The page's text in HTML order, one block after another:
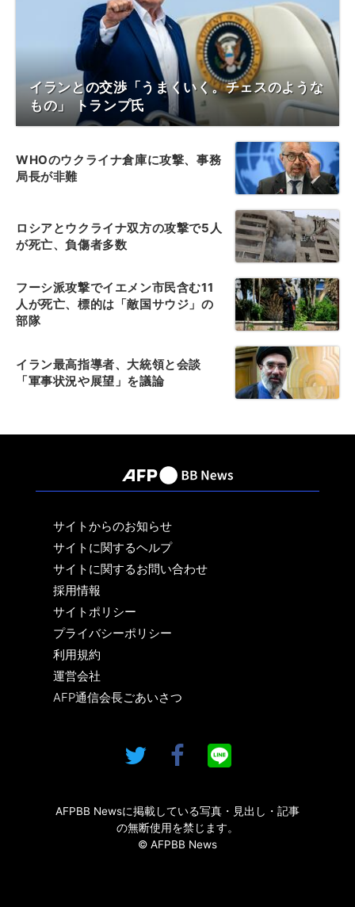
イランとの交渉「うまくいく。チェスのような
もの」 トランプ氏
WHOのウクライナ倉庫に攻撃、事務
局長が非難
ロシアとウクライナ双方の攻撃で5人
が死亡、負傷者多数
フーシ派攻撃でイエメン市民含む11
人が死亡、標的は「敵国サウジ」の
部隊
イラン最高指導者、大統領と会談
「軍事状況や展望」を議論
サイトからのお知らせ
サイトに関するヘルプ
サイトに関するお問い合わせ
採用情報
サイトポリシー
プライバシーポリシー
利用規約
運営会社
AFP通信会長ごあいさつ
AFPBB Newsに掲載している写真・見出し・記事
の無断使用を禁じます。
© AFPBB News